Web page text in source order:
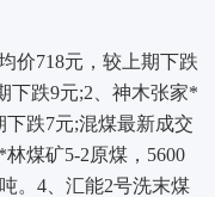
价718元，较上期下跌
下跌9元;2、神木张家*
跌7元;混煤最新成交
煤矿5-2原煤，5600
。4、汇能2号洗末煤